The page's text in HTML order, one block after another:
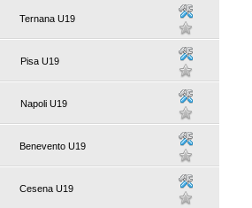
Ternana U19
Pisa U19
Napoli U19
Benevento U19
Cesena U19